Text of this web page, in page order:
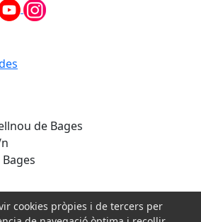
de Bages
cookies pròpies i de tercers per